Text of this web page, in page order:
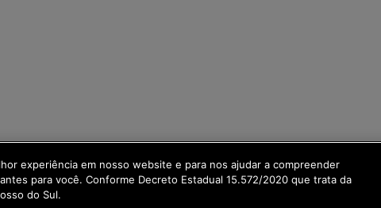
de Transformação Digital
experiência em nosso website e para nos ajudar a compreender
para você. Conforme Decreto Estadual 15.572/2020 que trata da
do Sul.